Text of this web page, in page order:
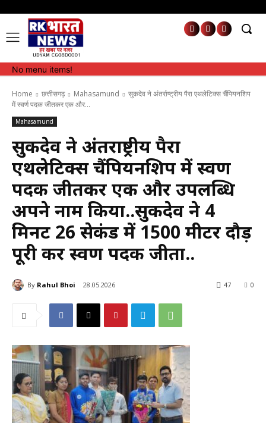
No menu items!
Home छत्तीसगढ़ Mahasamund
सुकदेव ने अंतर्राष्ट्रीय पैरा एथलेटिक्स चैंपियनशिप
में स्वर्ण पदक जीतकर एक और...
Mahasamund
सुकदेव ने अंतर्राष्ट्रीय पैरा
एथलेटिक्स चैंपियनशिप में स्वर्ण
पदक जीतकर एक और उपलब्धि
अपने नाम किया..सुकदेव ने 4
मिनट 26 सेकंड में 1500 मीटर दौड़
पूरी कर स्वर्ण पदक जीता..
By Rahul Bhoi 28.05.2026 0
47